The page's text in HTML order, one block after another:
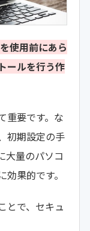
使用前にあら
ールを行う作
重要です。な
初期設定の手
大量のパソコ
果的です。
とで、セキュ